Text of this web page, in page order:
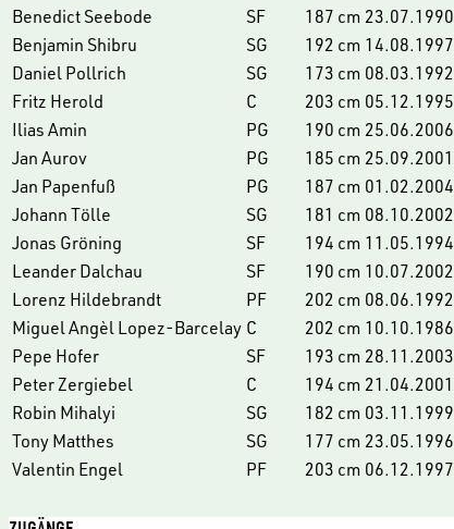
Benedict Seebode
SF 187 cm 23.07.1990
Benjamin Shibru
SG 192 cm 14.08.1997
Daniel Pollrich
SG 173 cm 08.03.1992
Fritz Herold
C 203 cm 05.12.1995
Ilias Amin
PG 190 cm 25.06.2006
Jan Aurov
PG 185 cm 25.09.2001
Jan Papenfuß
PG 187 cm 01.02.2004
Johann Tölle
SG 181 cm 08.10.2002
Jonas Gröning
SF 194 cm 11.05.1994
Leander Dalchau
SF 190 cm 10.07.2002
Lorenz Hildebrandt
PF 202 cm 08.06.1992
Miguel Angèl Lopez-Barcelay C 202 cm 10.10.1986
Pepe Hofer
SF 193 cm 28.11.2003
Peter Zergiebel
C 194 cm 21.04.2001
Robin Mihalyi
SG 182 cm 03.11.1999
Tony Matthes
SG 177 cm 23.05.1996
Valentin Engel
PF 203 cm 06.12.1997